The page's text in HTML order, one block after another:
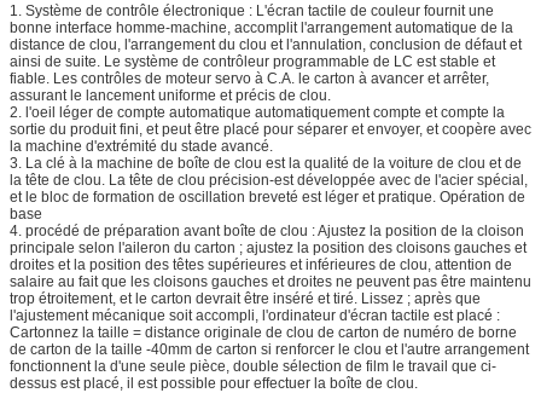
1. Système de contrôle électronique : L'écran tactile de couleur fournit une
bonne interface homme-machine, accomplit l'arrangement automatique de la
distance de clou, l'arrangement du clou et l'annulation, conclusion de défaut et
ainsi de suite. Le système de contrôleur programmable de LC est stable et
fiable. Les contrôles de moteur servo à C.A. le carton à avancer et arrêter,
assurant le lancement uniforme et précis de clou.
2. l'oeil léger de compte automatique automatiquement compte et compte la
sortie du produit fini, et peut être placé pour séparer et envoyer, et coopère avec
la machine d'extrémité du stade avancé.
3. La clé à la machine de boîte de clou est la qualité de la voiture de clou et de
la tête de clou. La tête de clou précision-est développée avec de l'acier spécial,
et le bloc de formation de oscillation breveté est léger et pratique. Opération de
base
4. procédé de préparation avant boîte de clou : Ajustez la position de la cloison
principale selon l'aileron du carton ; ajustez la position des cloisons gauches et
droites et la position des têtes supérieures et inférieures de clou, attention de
salaire au fait que les cloisons gauches et droites ne peuvent pas être maintenu
trop étroitement, et le carton devrait être inséré et tiré. Lissez ; après que
l'ajustement mécanique soit accompli, l'ordinateur d'écran tactile est placé :
Cartonnez la taille = distance originale de clou de carton de numéro de borne
de carton de la taille -40mm de carton si renforcer le clou et l'autre arrangement
fonctionnent la d'une seule pièce, double sélection de film le travail que ci-
dessus est placé, il est possible pour effectuer la boîte de clou.